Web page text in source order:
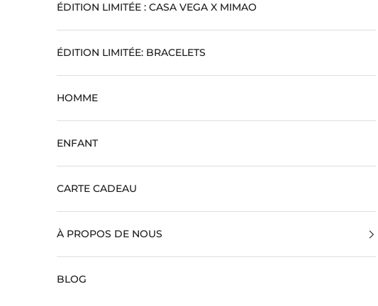
ÉDITION LIMITÉE : CASA VEGA X MIMAO
ÉDITION LIMITÉE: BRACELETS
HOMME
ENFANT
CARTE CADEAU
À PROPOS DE NOUS
BLOG